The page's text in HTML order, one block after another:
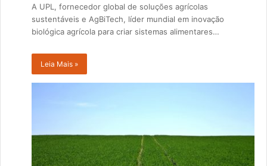
A UPL, fornecedor global de soluções agrícolas
sustentáveis ​​e AgBiTech, líder mundial em inovação
biológica agrícola para criar sistemas alimentares…
Leia Mais »